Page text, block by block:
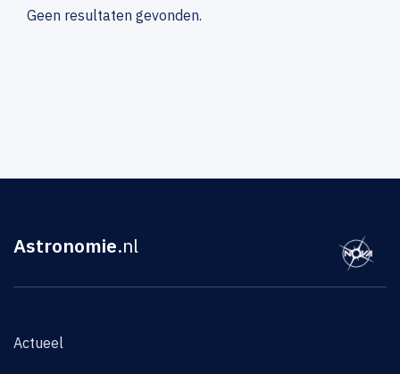
Geen resultaten gevonden.
Astronomie.nl
Actueel